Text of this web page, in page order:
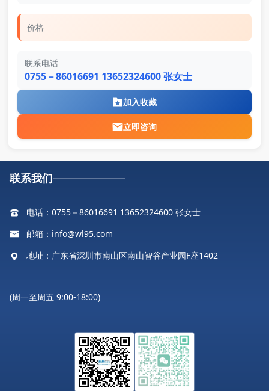
价格
联系电话
0755－86016691 13652324600 张女士
加入收藏
立即咨询
联系我们
电话：0755－86016691 13652324600 张女士
邮箱：info@wl95.com
地址：广东省深圳市南山区南山智谷产业园F座1402
(周一至周五 9:00-18:00)